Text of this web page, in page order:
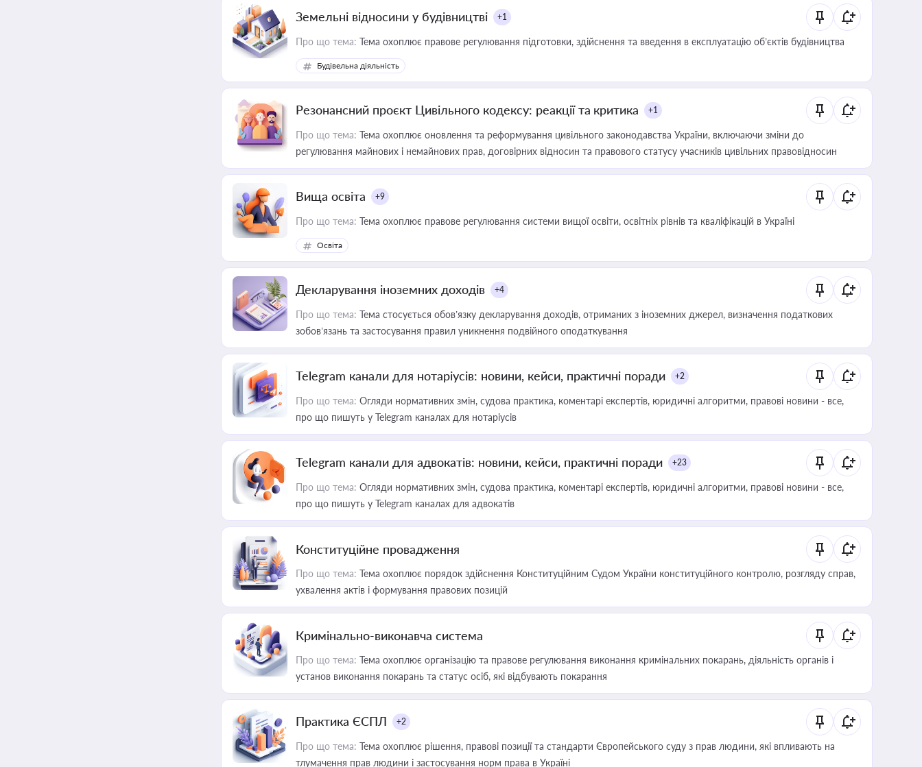
Земельні відносини у будівництві +1
Про що тема: Тема охоплює правове регулювання підготовки, здійснення та введення в експлуатацію об’єктів будівництва
Будівельна діяльність
Резонансний проєкт Цивільного кодексу: реакції та критика +1
Про що тема: Тема охоплює оновлення та реформування цивільного законодавства України, включаючи зміни до
регулювання майнових і немайнових прав, договірних відносин та правового статусу учасників цивільних правовідносин
Вища освіта +9
Про що тема: Тема охоплює правове регулювання системи вищої освіти, освітніх рівнів та кваліфікацій в Україні
Освіта
Декларування іноземних доходів +4
Про що тема: Тема стосується обов’язку декларування доходів, отриманих з іноземних джерел, визначення податкових
зобов’язань та застосування правил уникнення подвійного оподаткування
Telegram канали для нотаріусів: новини, кейси, практичні поради +2
Про що тема: Огляди нормативних змін, судова практика, коментарі експертів, юридичні алгоритми, правові новини - все,
про що пишуть у Telegram каналах для нотаріусів
Telegram канали для адвокатів: новини, кейси, практичні поради +23
Про що тема: Огляди нормативних змін, судова практика, коментарі експертів, юридичні алгоритми, правові новини - все,
про що пишуть у Telegram каналах для адвокатів
Конституційне провадження
Про що тема: Тема охоплює порядок здійснення Конституційним Судом України конституційного контролю, розгляду справ,
ухвалення актів і формування правових позицій
Кримінально-виконавча система
Про що тема: Тема охоплює організацію та правове регулювання виконання кримінальних покарань, діяльність органів і
установ виконання покарань та статус осіб, які відбувають покарання
Практика ЄСПЛ +2
Про що тема: Тема охоплює рішення, правові позиції та стандарти Європейського суду з прав людини, які впливають на
тлумачення прав людини і застосування норм права в Україні